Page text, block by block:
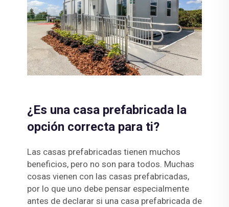
¿Es una casa prefabricada la
opción correcta para ti?
Las casas prefabricadas tienen muchos
beneficios, pero no son para todos. Muchas
cosas vienen con las casas prefabricadas,
por lo que uno debe pensar especialmente
antes de declarar si una casa prefabricada de